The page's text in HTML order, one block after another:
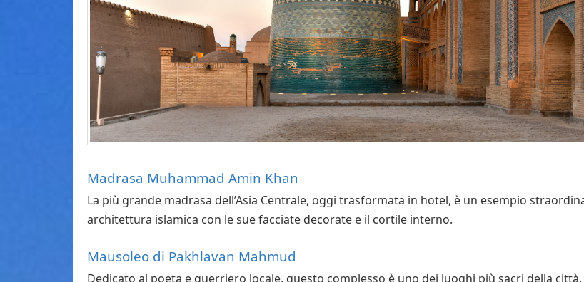
Madrasa Muhammad Amin Khan
La più grande madrasa dell’Asia Centrale, oggi trasformata in hotel, è un esempio
architettura islamica con le sue facciate decorate e il cortile interno.
Mausoleo di Pakhlavan Mahmud
Dedicato al poeta e guerriero locale, questo complesso è uno dei luoghi più sacri della città.